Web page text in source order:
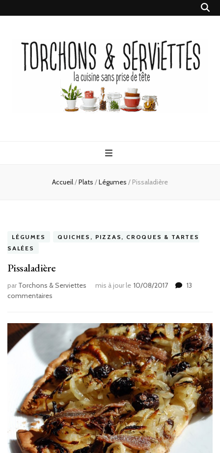
Serviettes
Accueil/Plats /Légumes / Pissaladière
LÉGUMES
QUICHES, PIZZAS, CROQUES & TARTES
SALÉES
Pissaladière
par Torchons & Serviettes mis à jour le 10/08/2017
13
commentaires